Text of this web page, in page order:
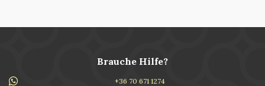
Brauche Hilfe?
+36 70 671 1274